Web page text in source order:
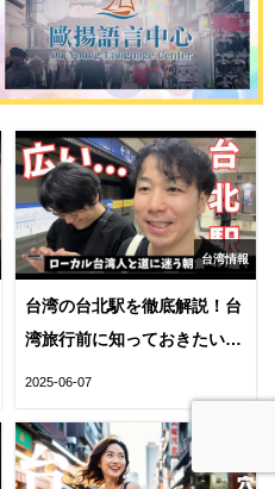
台湾情報
台湾の台北駅を徹底解説！台
湾旅行前に知っておきたい基
2025-06-07